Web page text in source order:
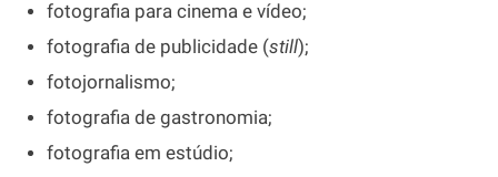
fotografia para cinema e vídeo;
fotografia de publicidade (still);
fotojornalismo;
fotografia de gastronomia;
fotografia em estúdio;